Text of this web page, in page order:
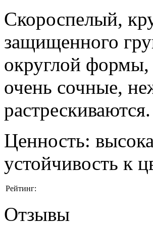
Скороспелый,
защищенного
округлой
очень сочные,
растрескиваются.
Ценность:
устойчивость к
Рейтинг:
Отзывы